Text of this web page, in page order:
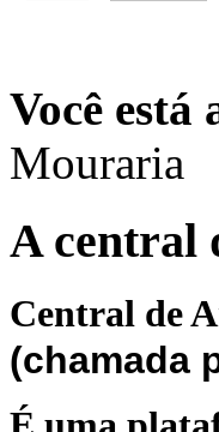
Você está
Mouraria
A central
Central de
(chamada